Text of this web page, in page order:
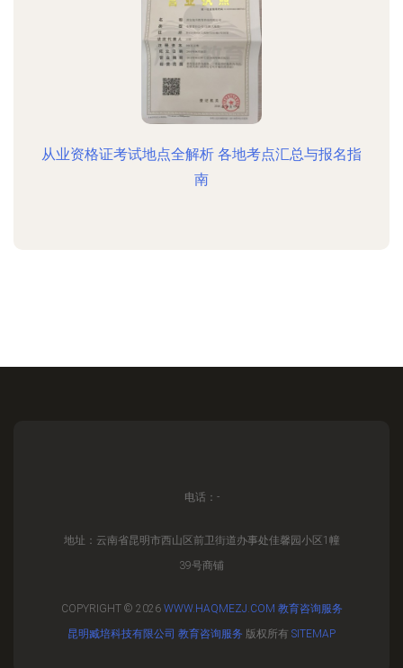
从业资格证考试地点全解析 各地考点汇总与报名指
南
电话：-
地址：云南省昆明市西山区前卫街道办事处佳馨园小区1幢
39号商铺
COPYRIGHT © 2026 WWW.HAQMEZJ.COM 教育咨询服务
昆明臧培科技有限公司 教育咨询服务 版权所有 SITEMAP